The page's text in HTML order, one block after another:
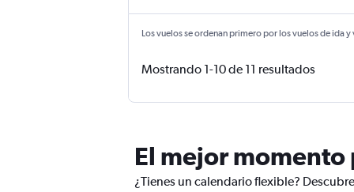
Los vuelos se ordenan primero por los vuelos de ida
Mostrando 1-10 de 11 resultados
El mejor momento
¿Tienes un calendario flexible?